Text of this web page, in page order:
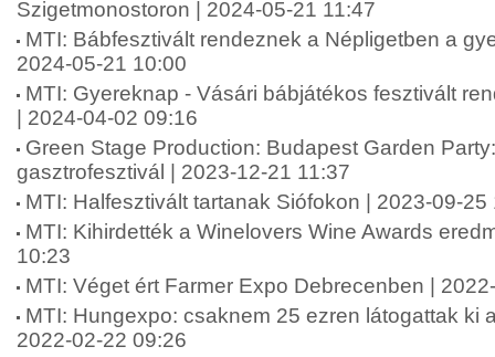
Szigetmonostoron | 2024-05-21 11:47
MTI: Bábfesztivált rendeznek a Népligetben a
2024-05-21 10:00
MTI: Gyereknap - Vásári bábjátékos fesztivált
| 2024-04-02 09:16
Green Stage Production: Budapest Garden
gasztrofesztivál | 2023-12-21 11:37
MTI: Halfesztivált tartanak Siófokon | 2023-09-25
MTI: Kihirdették a Winelovers Wine Awards
10:23
MTI: Véget ért Farmer Expo Debrecenben |
MTI: Hungexpo: csaknem 25 ezren látogattak ki
2022-02-22 09:26